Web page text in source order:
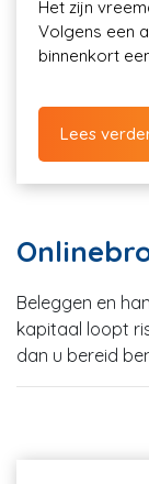
Het zijn
Volgens een
binnenkort
Lees
Beleggen en
kapitaal loopt
dan u bereid